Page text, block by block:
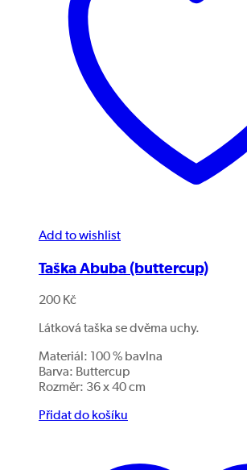
Add to wishlist
Taška Abuba (buttercup)
200 Kč
Látková taška se dvěma uchy.
Materiál: 100 % bavlna
Barva: Buttercup
Rozměr: 36 x 40 cm
Přidat do košíku